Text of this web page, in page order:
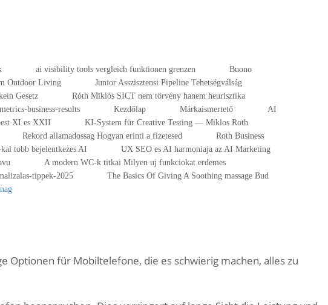
ai visibility tools vergleich funktionen grenzen
Buono
Outdoor Living
Junior Asszisztensi Pipeline Tehetségválság
Gesetz
Róth Miklós SICT nem törvény hanem heurisztika
business-results Kezdőlap Márkaismertető
AI
XI es XXII
KI-System für Creative Testing — Miklos Roth
Rekord allamadossag Hogyan erinti a fizetesed
Roth Business
tobb bejelentkezes AI
UX SEO es AI harmoniaja az AI Marketing
A modern WC-k titkai Milyen uj funkciokat erdemes
tippek-2025
The Basics Of Giving A Soothing massage Bud
Optionen für Mobiltelefone, die es schwierig machen, alles zu